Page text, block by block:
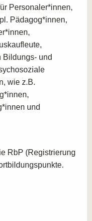
Personaler*innen,
Pädagog*innen,
Bildungs- und
wie z.B.
und
RbP (Registrierung